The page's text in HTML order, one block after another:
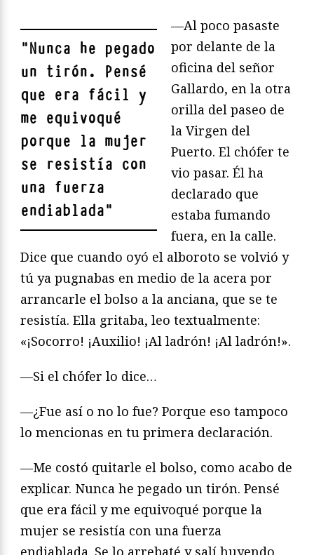
"Nunca he pegado
un tirón. Pensé
que era fácil y
me equivoqué
porque la mujer
se resistía con
una fuerza
endiablada"
—Al poco pasaste
por delante de la
oficina del señor
Gallardo, en la otra
orilla del paseo de
la Virgen del
Puerto. El chófer te
vio pasar. Él ha
declarado que
estaba fumando
fuera, en la calle.
Dice que cuando oyó el alboroto se volvió y
tú ya pugnabas en medio de la acera por
arrancarle el bolso a la anciana, que se te
resistía. Ella gritaba, leo textualmente:
«¡Socorro! ¡Auxilio! ¡Al ladrón! ¡Al ladrón!».
—Si el chófer lo dice…
—¿Fue así o no lo fue? Porque eso tampoco
lo mencionas en tu primera declaración.
—Me costó quitarle el bolso, como acabo de
explicar. Nunca he pegado un tirón. Pensé
que era fácil y me equivoqué porque la
mujer se resistía con una fuerza
endiablada. Se lo arrebaté y salí huyendo.